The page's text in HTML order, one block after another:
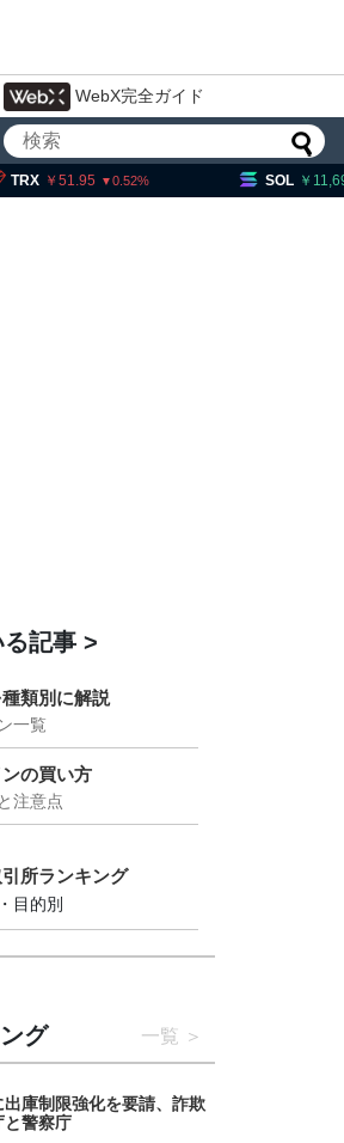
WebX完全ガイド
TRX 51.95 0.52 SOL
型
記事
類別に解説
一覧
の買い方
注意点
所ランキング
目的別
グ 一覧
庫制限強化を要請、詐欺
警察庁